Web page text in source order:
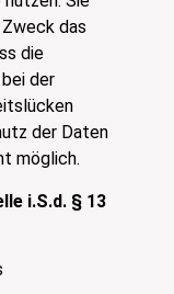
das
die
der
der Daten
möglich.
i.S.d. § 13